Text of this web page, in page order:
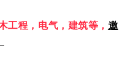
工程，电气，建筑等， 邀